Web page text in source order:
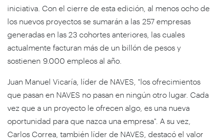
iniciativa. Con el cierre de esta edición, al menos ocho de
los nuevos proyectos se sumarán a las 257 empresas
generadas en las 23 cohortes anteriores, las cuales
actualmente facturan más de un billón de pesos y
sostienen 9.000 empleos al año.
Juan Manuel Vicaría, líder de NAVES, "los ofrecimientos
que pasan en NAVES no pasan en ningún otro lugar. Cada
vez que a un proyecto le ofrecen algo, es una nueva
oportunidad para que nazca una empresa". A su vez,
Carlos Correa, también líder de NAVES, destacó el valor